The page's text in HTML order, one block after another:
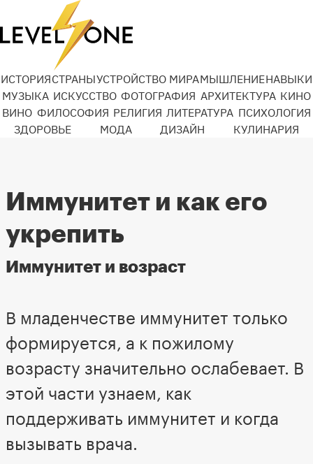
ИСТОРИЯСТРАНЫУСТРОЙСТВО МИРАМЫШЛЕНИЕНАВЫКИ
МУЗЫКА ИСКУССТВО ФОТОГРАФИЯ АРХИТЕКТУРА КИНО
ВИНО ФИЛОСОФИЯ РЕЛИГИЯ ЛИТЕРАТУРА ПСИХОЛОГИЯ
ЗДОРОВЬЕ
МОДА ДИЗАЙН КУЛИНАРИЯ
Иммунитет и как его
укрепить
Иммунитет и возраст
В младенчестве иммунитет только
формируется, а к пожилому
возрасту значительно ослабевает. В
этой части узнаем, как
поддерживать иммунитет и когда
вызывать врача.